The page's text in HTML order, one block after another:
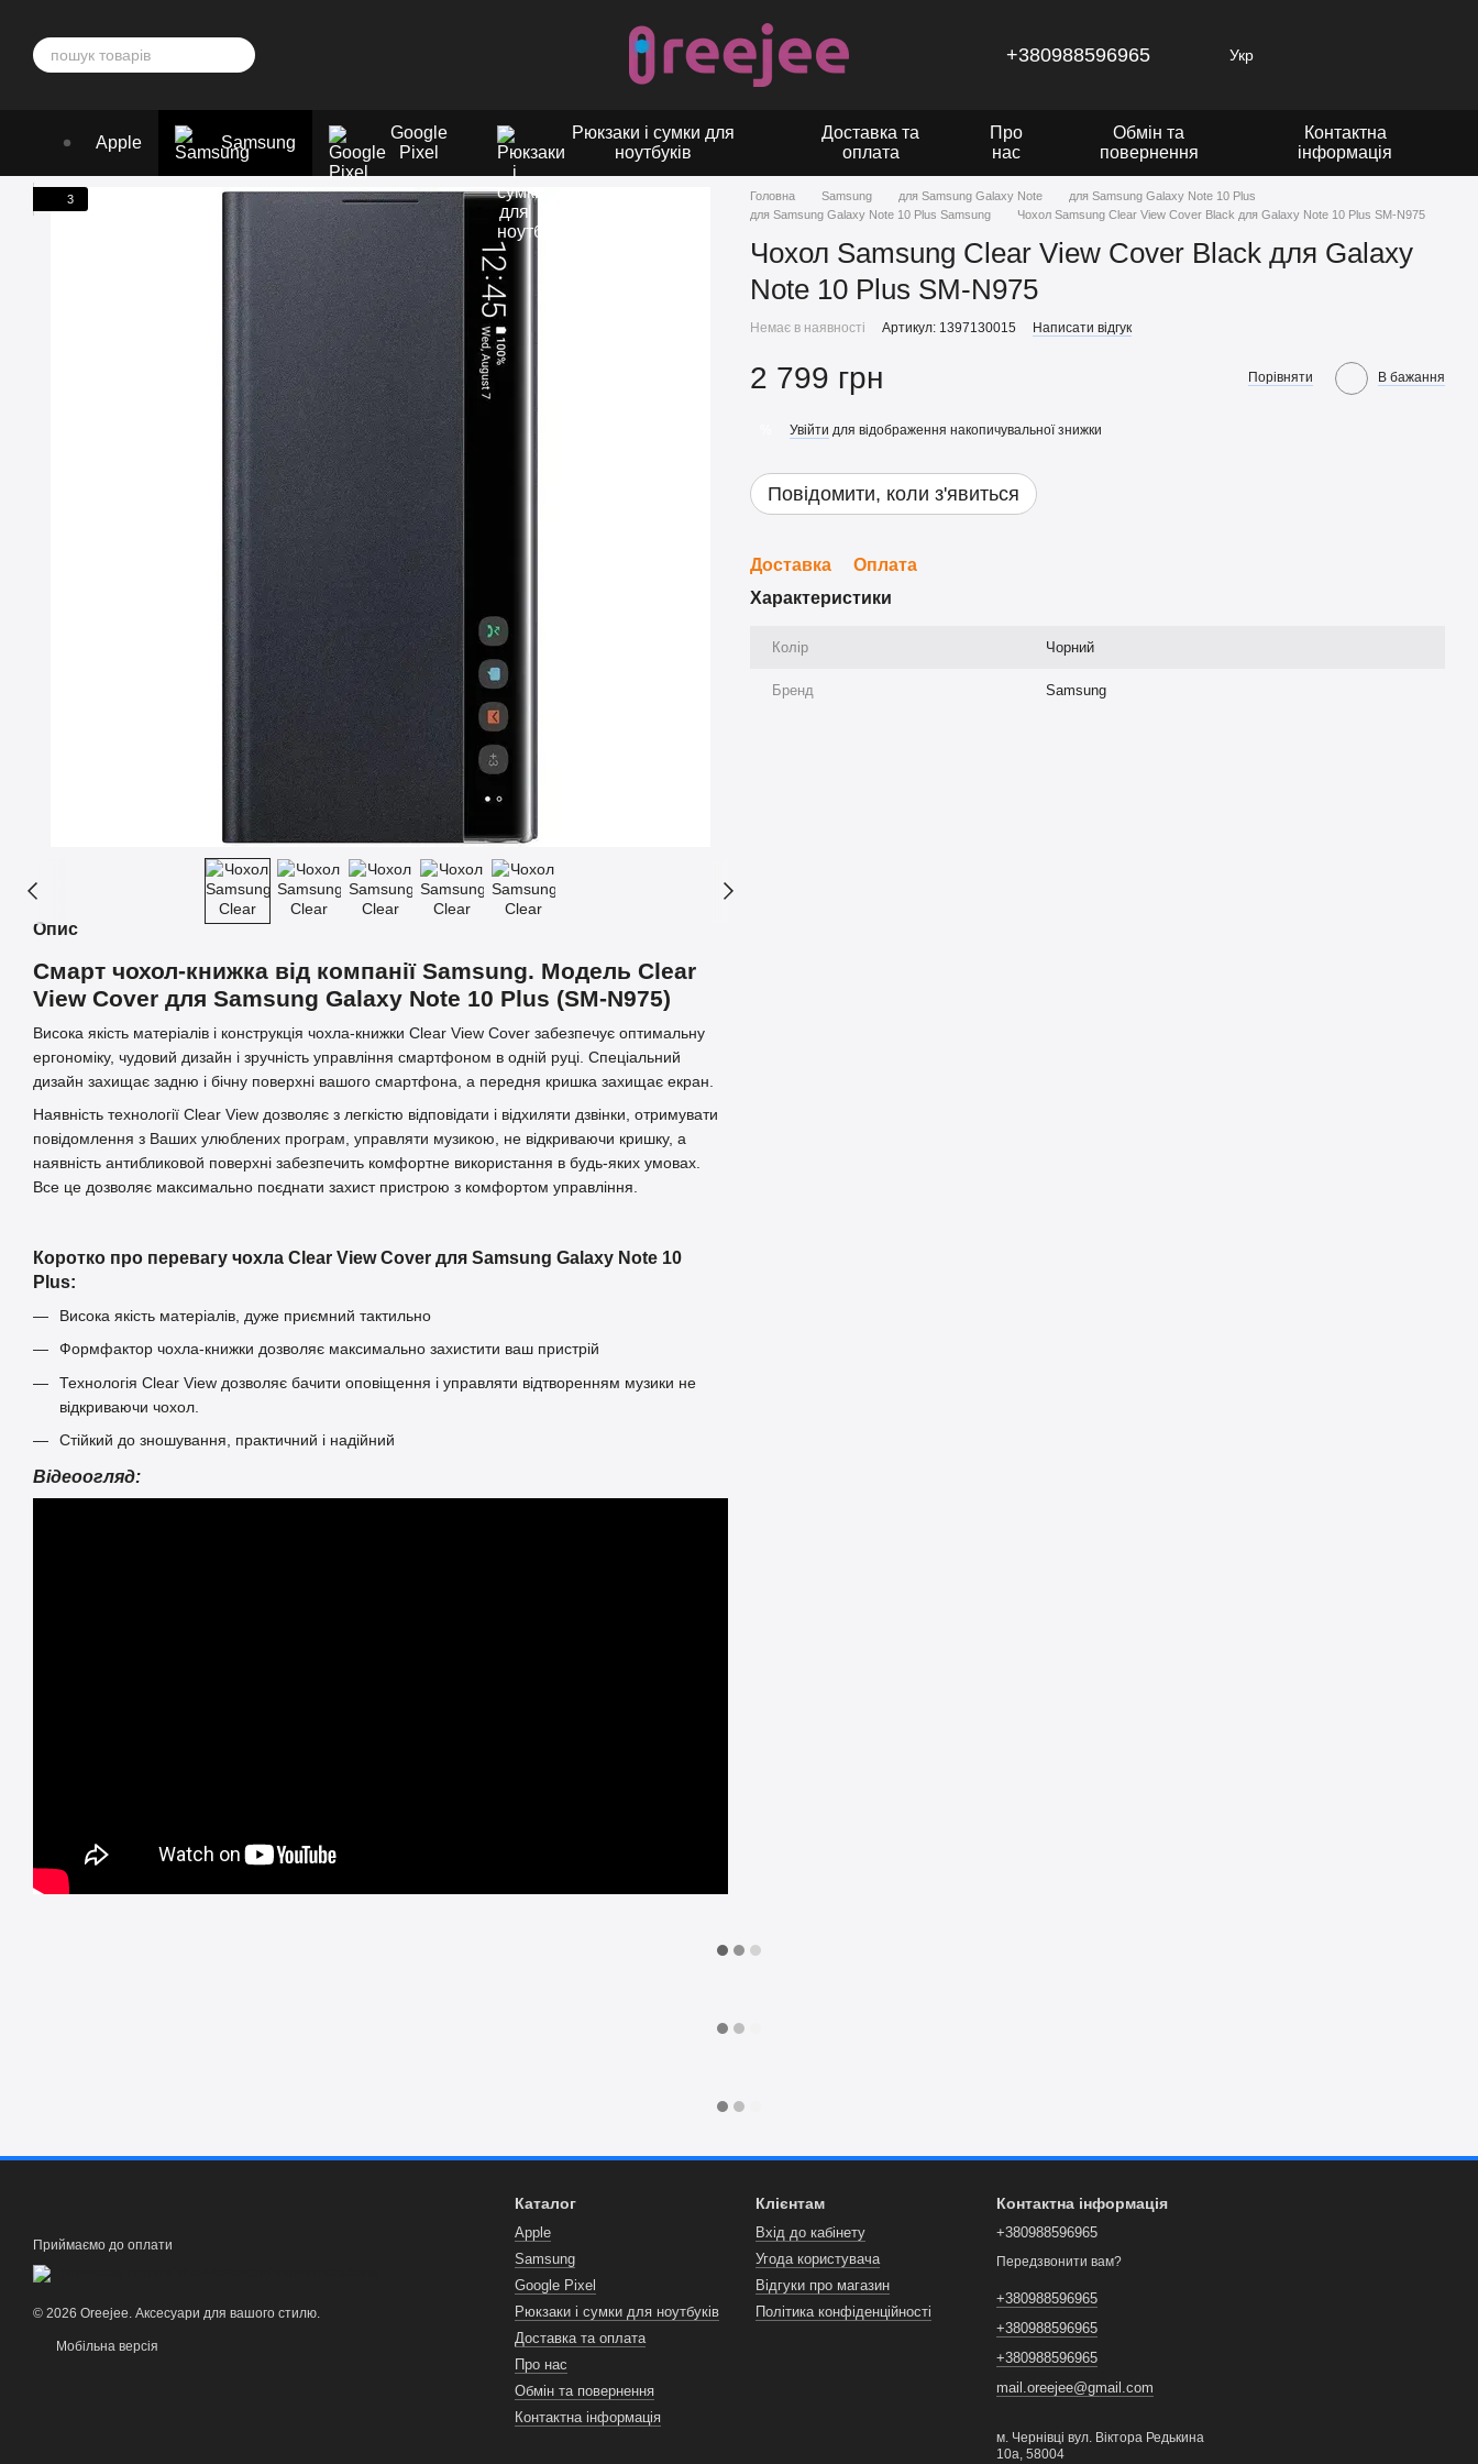
+380988596965 Укр
Apple Samsung
Google
Pixel
Рюкзаки і сумки для
ноутбуків
Доставка та
оплата
Про
нас
Обмін та
повернення
Контактна
інформація
3
Опис
Смарт чохол-книжка від компанії Samsung. Модель Clear
View Cover для Samsung Galaxy Note 10 Plus (SM-N975)
Висока якість матеріалів і конструкція чохла-книжки Clear View Cover забезпечує оптимальну
ергономіку, чудовий дизайн і зручність управління смартфоном в одній руці. Спеціальний
дизайн захищає задню і бічну поверхні вашого смартфона, а передня кришка захищає екран.
Наявність технології Clear View дозволяє з легкістю відповідати і відхиляти дзвінки, отримувати
повідомлення з Ваших улюблених програм, управляти музикою, не відкриваючи кришку, а
наявність антибликовой поверхні забезпечить комфортне використання в будь-яких умовах.
Все це дозволяє максимально поєднати захист пристрою з комфортом управління.
Коротко про перевагу чохла Clear View Cover для Samsung Galaxy Note 10
Plus:
Висока якість матеріалів, дуже приємний тактильно
Формфактор чохла-книжки дозволяє максимально захистити ваш пристрій
Технологія Clear View дозволяє бачити оповіщення і управляти відтворенням музики не
відкриваючи чохол.
Стійкий до зношування, практичний і надійний
Відеоогляд:
Головна Samsung для Samsung Galaxy Note
для Samsung Galaxy Note 10 Plus
для Samsung Galaxy Note 10 Plus Samsung
Чохол Samsung Clear View Cover Black для Galaxy Note 10 Plus SM-N975
Чохол Samsung Clear View Cover Black для Galaxy
Note 10 Plus SM-N975
Немає в наявності Артикул: 1397130015 Написати відгук
2 799 грн Порівняти В бажання
Увійти для відображення накопичувальної знижки
Повідомити, коли з'явиться
Доставка
Оплата
Характеристики
Колір Чорний
Бренд Samsung
Приймаємо до оплати
© 2026 Oreejee. Аксесуари для вашого стилю.
Мобільна версія
Каталог
Apple
Samsung
Google Pixel
Рюкзаки і сумки для ноутбуків
Доставка та оплата
Про нас
Обмін та повернення
Контактна інформація
Клієнтам
Вхід до кабінету
Угода користувача
Відгуки про магазин
Політика конфіденційності
Контактна інформація
+380988596965
Передзвонити вам?
+380988596965
+380988596965
+380988596965
mail.oreejee@gmail.com
м. Чернівці вул. Віктора Редькина
10а, 58004